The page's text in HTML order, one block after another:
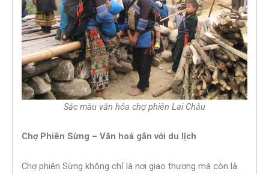
Sắc màu văn hóa chợ phiên Lai Châu
Chợ Phiên Sừng – Văn hoá gắn với du lịch
Chợ phiên Sừng không chỉ là nơi giao thương mà còn là